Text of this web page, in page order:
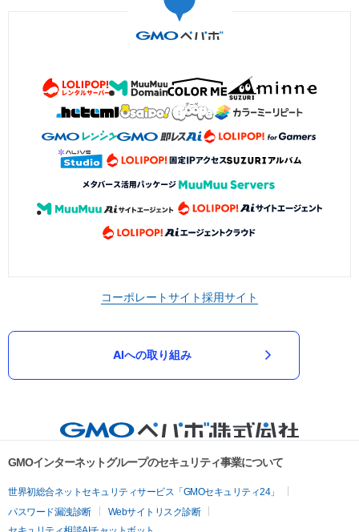
コーポレートサイト採用サイト
AIへの取り組み
GMOインターネットグループのセキュリティ事業について
世界初総合ネットセキュリティサービス「GMOセキュリティ24」
パスワード漏洩診断
Webサイトリスク診断